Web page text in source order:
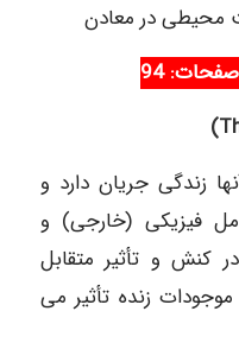
محیطی در معادن
94
زندگی جریان دارد و
فیزیکی (خارجی) و
کنش و تأثیر متقابل
زنده تأثیر می